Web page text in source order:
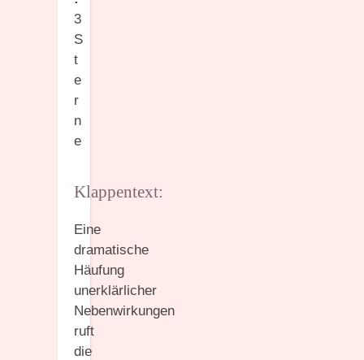
3
S
t
e
r
n
e
Klappentext:
Eine
dramatische
Häufung
unerklärlicher
Nebenwirkungen
ruft
die